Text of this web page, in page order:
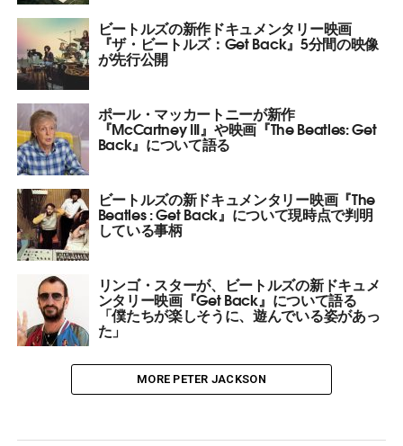
ビートルズの新作ドキュメンタリー映画
『ザ・ビートルズ：Get Back』5分間の映像
が先行公開
ポール・マッカートニーが新作
『McCartney III』や映画『The Beatles: Get
Back』について語る
ビートルズの新ドキュメンタリー映画『The
Beatles : Get Back』について現時点で判明
している事柄
リンゴ・スターが、ビートルズの新ドキュメ
ンタリー映画『Get Back』について語る
「僕たちが楽しそうに、遊んでいる姿があっ
た」
MORE PETER JACKSON